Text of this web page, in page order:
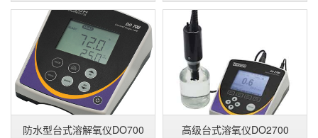
防水型台式溶解氧仪DO700 高级台式溶氧仪DO2700